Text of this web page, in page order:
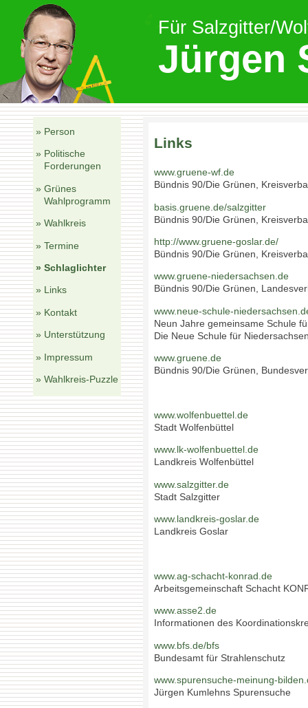
Für Salzgitter/
Jürgen
» Person
» Politische
Forderungen
» Grünes
Wahlprogramm
» Wahlkreis
» Termine
» Schlaglichter
» Links
» Kontakt
» Unterstützung
» Impressum
» Wahlkreis-Puzzle
Links
www.gruene-wf.de
Bündnis 90/Die Grünen,
basis.gruene.de/salzgitter
Bündnis 90/Die Grünen,
http://www.gruene-goslar.de/
Bündnis 90/Die Grünen,
www.gruene-niedersachsen.de
Bündnis 90/Die Grünen,
www.neue-schule-
Neun Jahre gemeinsame Schule
Die Neue Schule für
www.gruene.de
Bündnis 90/Die Grünen,
www.wolfenbuettel.de
Stadt Wolfenbüttel
www.lk-wolfenbuettel.de
Landkreis Wolfenbüttel
www.salzgitter.de
Stadt Salzgitter
www.landkreis-goslar.de
Landkreis Goslar
www.ag-schacht-konrad.de
Arbeitsgemeinschaft Schacht
www.asse2.de
Informationen des
www.bfs.de/bfs
Bundesamt für Strahlenschutz
www.spurensuche-meinung-
Jürgen Kumlehns Spurensuche